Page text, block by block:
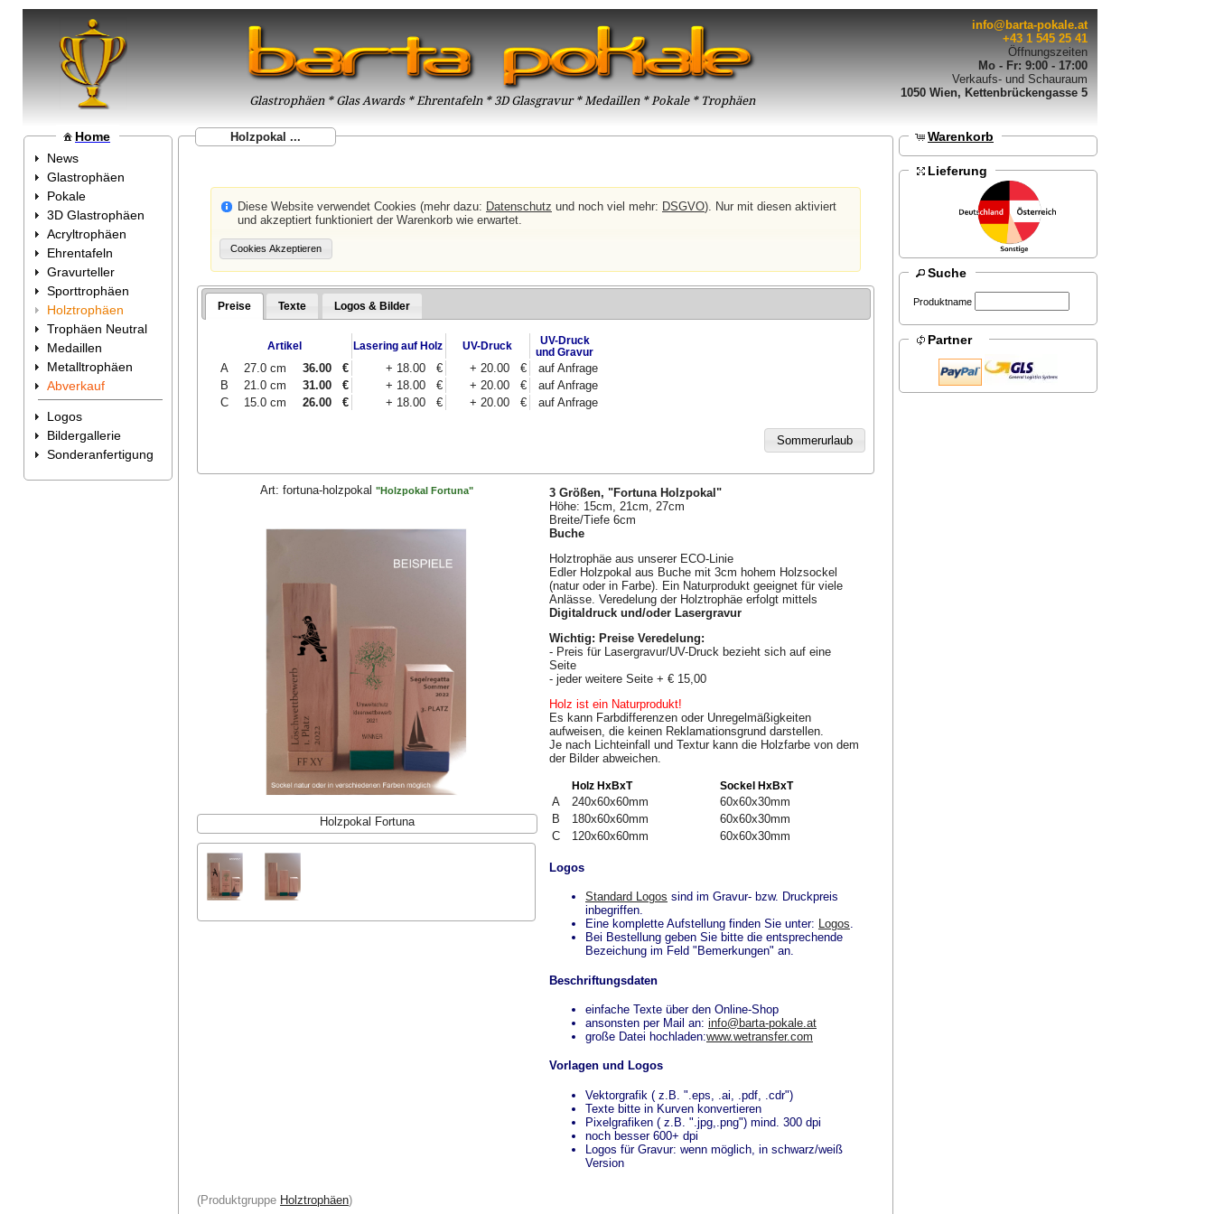
Glastrophäen * Glas Awards * Ehrentafeln * 3D Glasgravur * Medaillen * Pokale * Trophäen
info@barta-pokale.at
+43 1 545 25 41
Öffnungszeiten
Mo - Fr: 9:00 - 17:00
Verkaufs- und Schauraum
1050 Wien, Kettenbrückengasse 5
Home
News
Glastrophäen
Pokale
3D Glastrophäen
Acryltrophäen
Ehrentafeln
Gravurteller
Sporttrophäen
Holztrophäen
Trophäen Neutral
Medaillen
Metalltrophäen
Abverkauf
Logos
Bildergallerie
Sonderanfertigung
Holzpokal ...
Diese Website verwendet Cookies (mehr dazu: Datenschutz und noch viel mehr: DSGVO). Nur mit diesen aktiviert
und akzeptiert funktioniert der Warenkorb wie erwartet.
Preise Texte Logos & Bilder
Artikel Lasering auf Holz UV-Druck
UV-Druck
und Gravur
A 27.0 cm 36.00 € + 18.00 € + 20.00 €
auf Anfrage
B
21.0 cm 31.00 € + 18.00 € + 20.00 €
auf Anfrage
C
15.0 cm 26.00 € + 18.00 € + 20.00 € auf Anfrage
Art: fortuna-holzpokal "Holzpokal Fortuna"
Holzpokal Fortuna
3 Größen, "Fortuna Holzpokal"
Höhe: 15cm, 21cm, 27cm
Breite/Tiefe 6cm
Buche
Holztrophäe aus unserer ECO-Linie
Edler Holzpokal aus Buche mit 3cm hohem Holzsockel
(natur oder in Farbe). Ein Naturprodukt geeignet für viele
Anlässe. Veredelung der Holztrophäe erfolgt mittels
Digitaldruck und/oder Lasergravur
Wichtig: Preise Veredelung:
- Preis für Lasergravur/UV-Druck bezieht sich auf eine
Seite
- jeder weitere Seite + € 15,00
Holz ist ein Naturprodukt!
Es kann Farbdifferenzen oder Unregelmäßigkeiten
aufweisen, die keinen Reklamationsgrund darstellen.
Je nach Lichteinfall und Textur kann die Holzfarbe von dem
der Bilder abweichen.
Holz HxBxT Sockel HxBxT
A 240x60x60mm
60x60x30mm
B
180x60x60mm
60x60x30mm
C
120x60x60mm 60x60x30mm
Logos
Standard Logos sind im Gravur- bzw. Druckpreis
inbegriffen.
Eine komplette Aufstellung finden Sie unter: Logos.
Bei Bestellung geben Sie bitte die entsprechende
Bezeichung im Feld "Bemerkungen" an.
Beschriftungsdaten
einfache Texte über den Online-Shop
ansonsten per Mail an: info@barta-pokale.at
große Datei hochladen:www.wetransfer.com
Vorlagen und Logos
Vektorgrafik ( z.B. ".eps, .ai, .pdf, .cdr")
Texte bitte in Kurven konvertieren
Pixelgrafiken ( z.B. ".jpg,.png") mind. 300 dpi
noch besser 600+ dpi
Logos für Gravur: wenn möglich, in schwarz/weiß
Version
(Produktgruppe Holztrophäen)
Warenkorb
Lieferung
Suche
Produktname
Partner